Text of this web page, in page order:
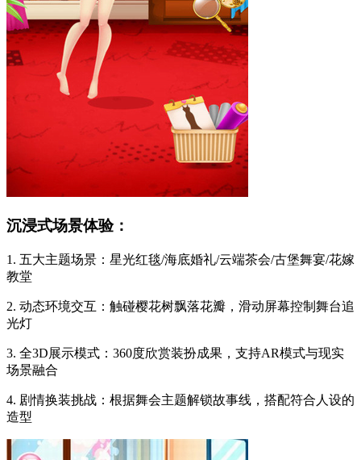
沉浸式场景体验：
1. 五大主题场景：星光红毯/海底婚礼/云端茶会/古堡舞宴/花嫁
教堂
2. 动态环境交互：触碰樱花树飘落花瓣，滑动屏幕控制舞台追
光灯
3. 全3D展示模式：360度欣赏装扮成果，支持AR模式与现实
场景融合
4. 剧情换装挑战：根据舞会主题解锁故事线，搭配符合人设的
造型